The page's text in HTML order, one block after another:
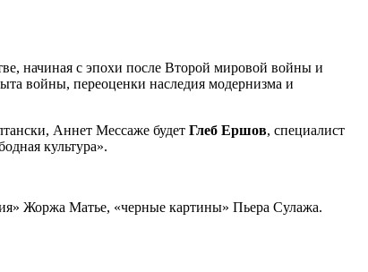
начиная с эпохи после Второй мировой войны и
войны, переоценки наследия модернизма и
Аннет Мессаже будет Глеб Ершов, специалист
культура».
Жоржа Матье, «черные картины» Пьера Сулажа.